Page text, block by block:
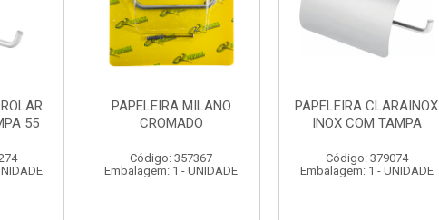
55
PAPELEIRA MILANO
CROMADO
Código: 357367
Embalagem: 1 - UNIDADE
PAPELEIRA CLARAINOX
INOX COM TAMPA
Código: 379074
Embalagem: 1 - UNIDADE